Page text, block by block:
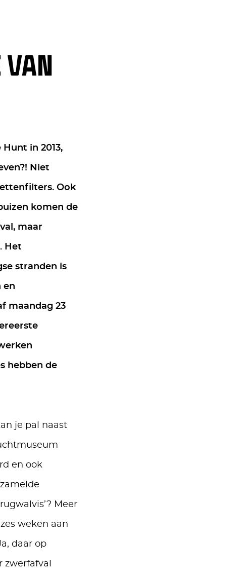
VAN
in 2013,
Niet
Ook
komen de
maar
Het
stranden is
en
maandag 23
hebben de
je pal naast
en ook
Meer
weken aan
daar op